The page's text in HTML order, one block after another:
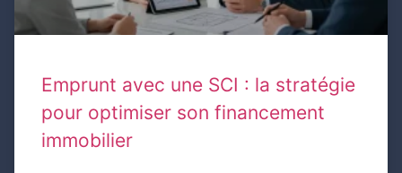
Emprunt avec une SCI : la stratégie
pour optimiser son financement
immobilier